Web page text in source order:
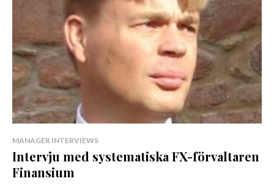
MANAGER INTERVIEWS
Intervju med systematiska FX-förvaltaren
Finansium